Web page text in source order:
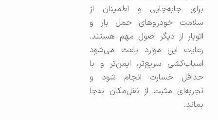
برای جابه‌جایی و اطمینان از
سلامت خودروهای حمل بار و
اتوبار از دیگر اصول مهم هستند.
رعایت این موارد باعث می‌شود
اسباب‌کشی سریع‌تر، ایمن‌تر و با
حداقل خسارت انجام شود و
تجربه‌ای مثبت از نقل‌مکان به‌جا
بماند.